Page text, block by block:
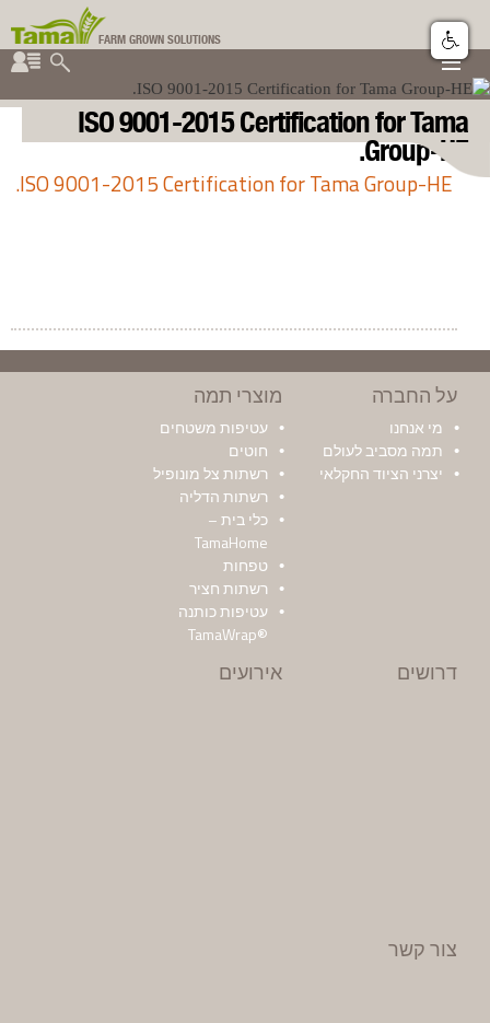
קבוצת תמה
FARM GROWN SOLUTIONS
▼
▼
▼
ISO 9001-2015 Certification for Tama
Group-HE.
ISO 9001-2015 Certification for Tama Group-HE.
על החברה
מי אנחנו
תמה מסביב לעולם
יצרני הציוד החקלאי
מוצרי תמה
עטיפות משטחים
חוטים
רשתות צל מונופיל
רשתות הדליה
כלי בית –
TamaHome
טפחות
רשתות חציר
עטיפות כותנה
®TamaWrap
דרושים
אירועים
צור קשר